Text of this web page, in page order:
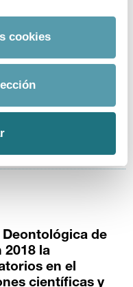
cookies
continua del marco
compañías
para hacer
de comportamiento
de
2018 la
en el
científicas y